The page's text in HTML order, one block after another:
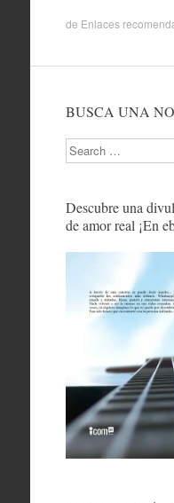
de Enlaces
BUSCA UNA
Search
Descubre una
de amor real ¡En